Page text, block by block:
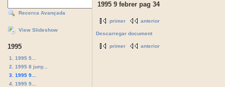
Recerca Avançada
View Slideshow
1995
1. 1995 5...
2. 1995 8 juny...
3. 1995 9...
4. 1995 9...
1995 9 febrer pag 34
primer anterior
Descarregar document
primer anterior